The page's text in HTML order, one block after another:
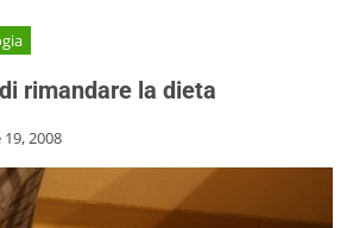
rimandare la dieta
2008